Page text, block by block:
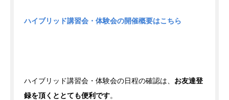
ハイブリッド講習会・体験会の開催概要はこちら
ハイブリッド講習会・体験会の日程の確認は、 お友達登
録を頂くととても便利です。